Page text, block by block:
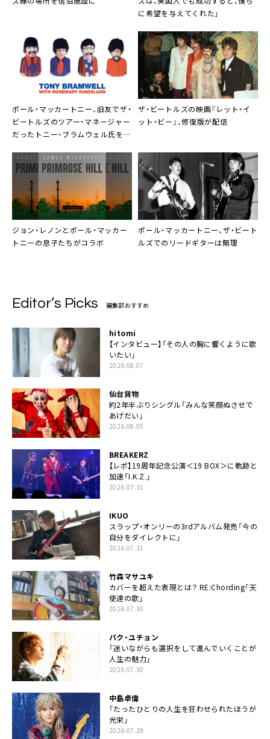
に希望を与えてくれた」
ポール・マッカートニー、旧友でザ・
ビートルズのツアー・マネージャー
だったトニー・ブラムウェル氏を追
ザ・ビートルズの映画『レット・イ
ット・ビー』、修復版が配信
ジョン・レノンとポール・マッカー
トニーの息子たちがコラボ
ポール・マッカートニー、ザ・ビート
ルズでのリードギターは無理
Editor’s Picks 編集部おすすめ
hitomi
【インタビュー】「その人の胸に響くように歌
いたい」
2026.08.07
仙台貨物
約2年半ぶりシングル「みんな笑顔ぬさせで
あげだい」
2026.08.05
BREAKERZ
【レポ】19周年記念公演＜19 BOX＞に軌跡と
加速「I.K.Z.」
2026.07.31
IKUO
スラップ・オンリーの3rdアルバム発売「今の
自分をダイレクトに」
2026.07.31
竹森マサユキ
カバーを超えた表現とは？ RE:Chording「天
使達の歌」
2026.07.30
パク・ユチョン
「迷いながらも選択をして進んでいくことが
人生の魅力」
2026.07.30
中島卓偉
「たったひとりの人生を狂わせられたほうが
光栄」
2026.07.29